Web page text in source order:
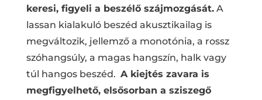
keresi, figyeli a beszélő szájmozgását.A
lassan kialakuló beszéd akusztikailag is
megváltozik, jellemző a monotónia, a rossz
szóhangsúly, a magas hangszín, halk vagy
túl hangos beszéd. A kiejtés zavara is
megfigyelhető, elsősorban a sziszegő